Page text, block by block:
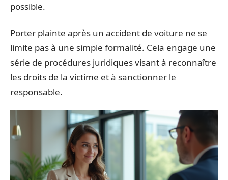
possible.
Porter plainte après un accident de voiture ne se
limite pas à une simple formalité. Cela engage une
série de procédures juridiques visant à reconnaître
les droits de la victime et à sanctionner le
responsable.